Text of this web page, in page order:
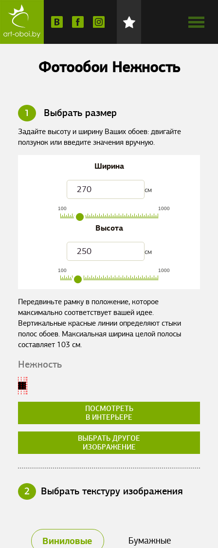
Фотообои Нежность
1 Выбрать размер
Задайте высоту и ширину Ваших обоев: двигайте
ползунок или введите значения вручную.
Ширина
см
100 1000
Высота
см
100 1000
Передвиньте рамку в положение, которое
максимально соответствует вашей идее.
Вертикальные красные линии определяют стыки
полос обоев. Максиальная ширина целой полосы
составляет 103 см.
Нежность
ПОСМОТРЕТЬ
В ИНТЕРЬЕРЕ
ВЫБРАТЬ ДРУГОЕ
ИЗОБРАЖЕНИЕ
2 Выбрать текстуру изображения
Виниловые Бумажные